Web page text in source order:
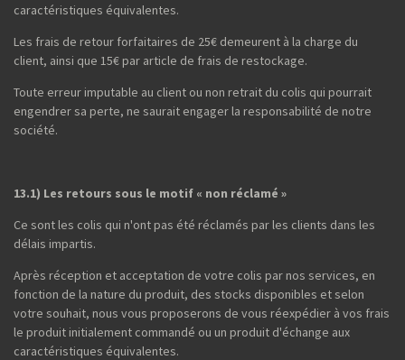
caractéristiques équivalentes.
Les frais de retour forfaitaires de 25€ demeurent à la charge du
client, ainsi que 15€ par article de frais de restockage.
Toute erreur imputable au client ou non retrait du colis qui pourrait
engendrer sa perte, ne saurait engager la responsabilité de notre
société.
13.1) Les retours sous le motif « non réclamé »
Ce sont les colis qui n'ont pas été réclamés par les clients dans les
délais impartis.
Après réception et acceptation de votre colis par nos services, en
fonction de la nature du produit, des stocks disponibles et selon
votre souhait, nous vous proposerons de vous réexpédier à vos frais
le produit initialement commandé ou un produit d'échange aux
caractéristiques équivalentes.